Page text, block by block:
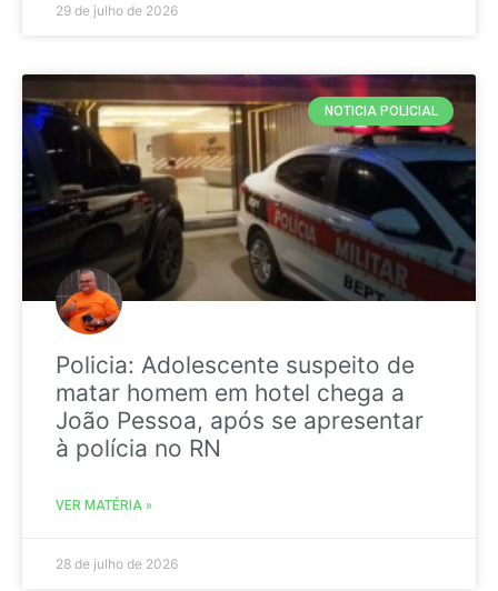
29 de julho de 2026
NOTICIA POLICIAL
Policia: Adolescente suspeito de
matar homem em hotel chega a
João Pessoa, após se apresentar
à polícia no RN
VER MATÉRIA »
28 de julho de 2026